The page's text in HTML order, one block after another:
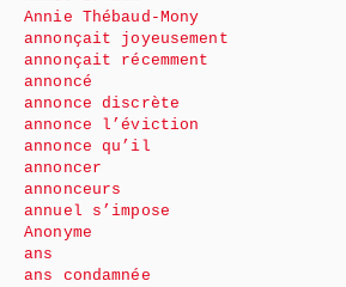
Annie Thébaud-Mony
annonçait joyeusement
annonçait récemment
annoncé
annonce discrète
annonce l’éviction
annonce qu’il
annoncer
annonceurs
annuel s’impose
Anonyme
ans
ans condamnée